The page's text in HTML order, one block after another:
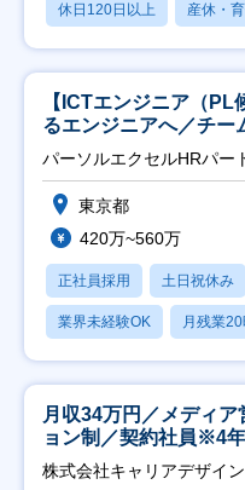
休日120日以上 産休・
【ICTエンジニア（
るエンジニアへ／チー
パーソルエクセルHRパー
東京都
420万~560万
正社員採用 土日祝休み
業界未経験OK 月残業
月収34万円／メディ
ョン制／契約社員※4
株式会社キャリアデザイ